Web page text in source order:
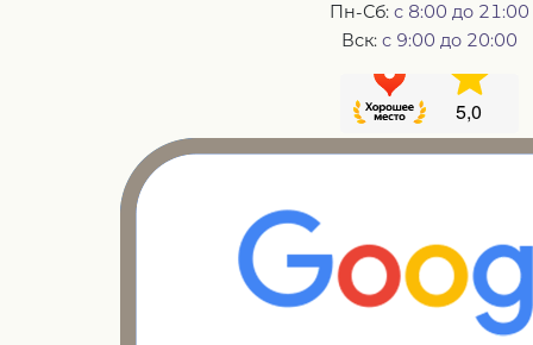
Пн-Сб: с 8:00 до 21:00
Вск: с 9:00 до 20:00